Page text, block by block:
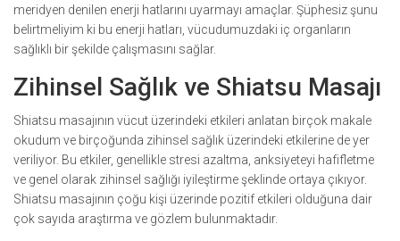
meridyen denilen enerji hatlarını uyarmayı amaçlar. Şüphesiz şunu
belirtmeliyim ki bu enerji hatları, vücudumuzdaki iç organların
sağlıklı bir şekilde çalışmasını sağlar.
Zihinsel Sağlık ve Shiatsu Masajı
Shiatsu masajının vücut üzerindeki etkileri anlatan birçok makale
okudum ve birçoğunda zihinsel sağlık üzerindeki etkilerine de yer
veriliyor. Bu etkiler, genellikle stresi azaltma, anksiyeteyi hafifletme
ve genel olarak zihinsel sağlığı iyileştirme şeklinde ortaya çıkıyor.
Shiatsu masajının çoğu kişi üzerinde pozitif etkileri olduğuna dair
çok sayıda araştırma ve gözlem bulunmaktadır.